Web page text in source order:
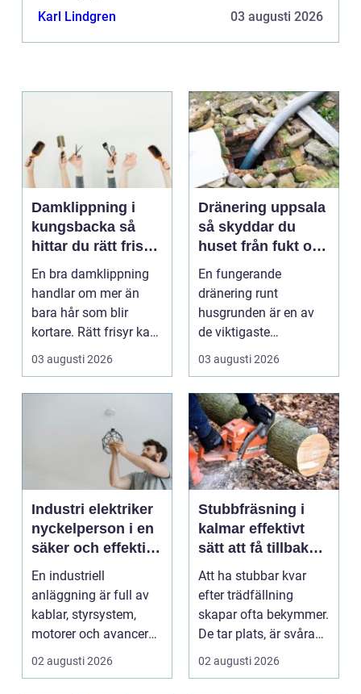
Karl Lindgren
03 augusti 2026
Damklippning i
kungsbacka så
hittar du rätt frisör
och stil
En bra damklippning
handlar om mer än
bara hår som blir
kortare. Rätt frisyr kan
förstärka ansiktsfo...
03 augusti 2026
Dränering uppsala
så skyddar du
huset från fukt och
mögel
En fungerande
dränering runt
husgrunden är en av
de viktigaste
förutsättningarna för
03 augusti 2026
Industri elektriker
nyckelperson i en
säker och effektiv
produktion
En industriell
anläggning är full av
kablar, styrsystem,
motorer och avancerad
teknik. Bakom allt de...
02 augusti 2026
Stubbfräsning i
kalmar effektivt
sätt att få tillbaka
trädgården
Att ha stubbar kvar
efter trädfällning
skapar ofta bekymmer.
De tar plats, är svåra
att klippa runt,...
02 augusti 2026